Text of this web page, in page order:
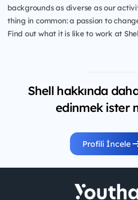
backgrounds as diverse as our
thing in common: a passion to
Find out what it is like to work at
Shell hakkında
edinmek ister
Profili İncele